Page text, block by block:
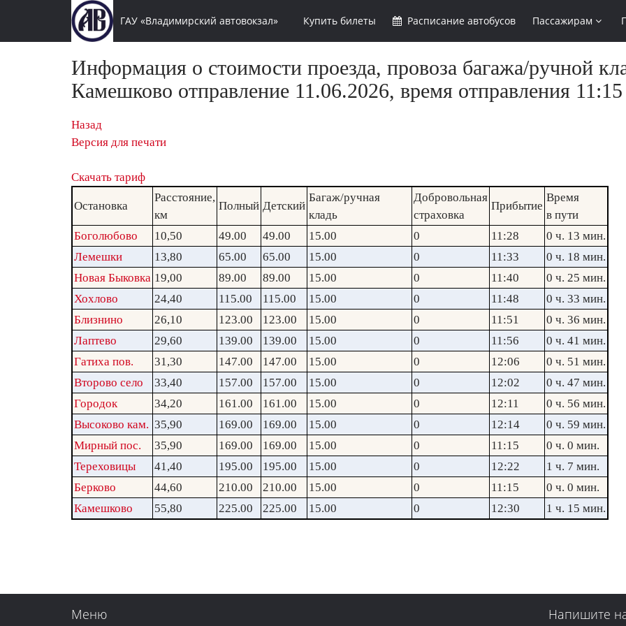
ГАУ «Владимирский автовокзал» Купить билеты Расписание автобусов Пассажирам
Информация о стоимости проезда, провоза багажа/ручной
Камешково отправление 11.06.2026, время отправления 11:15
Назад
Версия для печати
Скачать тариф
Остановка
Расстояние,
км
Полный Детский
Багаж/ручная
кладь
Добровольная
страховка
Прибытие
Время
в пути
Боголюбово
10,50 49.00 49.00 15.00 0 11:28
0 ч. 13 мин.
Лемешки
13,80 65.00 65.00 15.00 0 11:33
0 ч. 18 мин.
Новая Быковка 19,00 89.00 89.00 15.00 0 11:40
0 ч. 25 мин.
Хохлово
24,40 115.00 115.00 15.00 0 11:48
0 ч. 33 мин.
Близнино
26,10 123.00 123.00 15.00 0 11:51
0 ч. 36 мин.
Лаптево
29,60 139.00 139.00 15.00 0 11:56
0 ч. 41 мин.
Гатиха пов.
31,30 147.00 147.00 15.00 0 12:06
0 ч. 51 мин.
Второво село
33,40 157.00 157.00 15.00 0 12:02
0 ч. 47 мин.
Городок
34,20 161.00 161.00 15.00 0 12:11
0 ч. 56 мин.
Высоково кам. 35,90 169.00 169.00 15.00 0 12:14
0 ч. 59 мин.
Мирный пос.
35,90 169.00 169.00 15.00 0 11:15
0 ч. 0 мин.
Тереховицы
41,40 195.00 195.00 15.00 0 12:22
1 ч. 7 мин.
Берково
44,60 210.00 210.00 15.00 0 11:15
0 ч. 0 мин.
Камешково
55,80 225.00 225.00 15.00 0 12:30 1 ч. 15 мин.
Меню Напишите